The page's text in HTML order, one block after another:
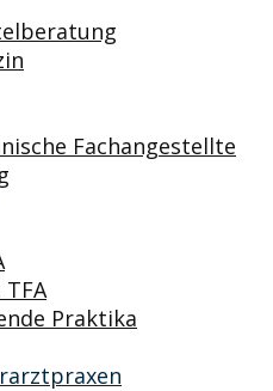
Fachangestellte
Praktika